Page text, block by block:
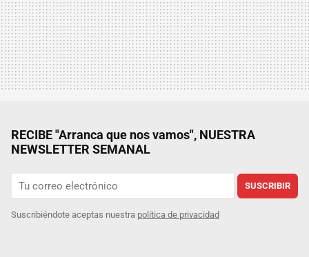
RECIBE "Arranca que nos vamos", NUESTRA
NEWSLETTER SEMANAL
SUSCRIBIR
Suscribiéndote aceptas nuestra política de privacidad